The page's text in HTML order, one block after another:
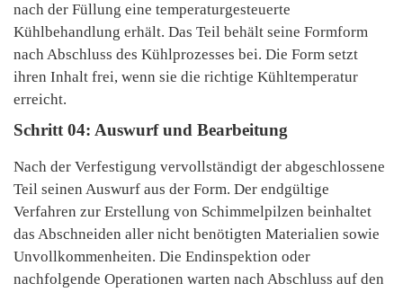
nach der Füllung eine temperaturgesteuerte
Kühlbehandlung erhält. Das Teil behält seine Formform
nach Abschluss des Kühlprozesses bei. Die Form setzt
ihren Inhalt frei, wenn sie die richtige Kühltemperatur
erreicht.
Schritt 04: Auswurf und Bearbeitung
Nach der Verfestigung vervollständigt der abgeschlossene
Teil seinen Auswurf aus der Form. Der endgültige
Verfahren zur Erstellung von Schimmelpilzen beinhaltet
das Abschneiden aller nicht benötigten Materialien sowie
Unvollkommenheiten. Die Endinspektion oder
nachfolgende Operationen warten nach Abschluss auf den